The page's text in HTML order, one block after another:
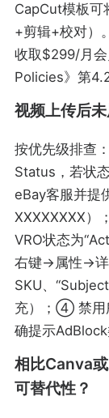
CapCut模板可
+剪辑+校对）
收取$299/月
Policies》第
视频上传后
按优先级排查
Status，若状
eBay客服并提
XXXXXXXX）
VRO状态为
右键→属性→详
SKU、
充）；④ 禁用
确提示AdBlock
相比Canva
可替代性？